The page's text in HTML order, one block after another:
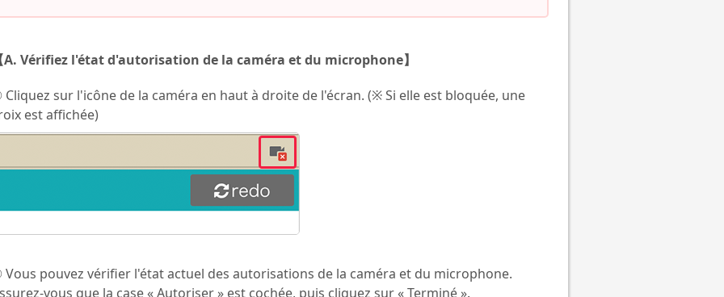
【A. Vérifiez l'état d'autorisation de la caméra et du microphone】
Cliquez sur l'icône de la caméra en haut à droite de l'écran. (※ Si elle est bloquée, une
est affichée)
Vous pouvez vérifier l'état actuel des autorisations de la caméra et du microphone.
vous que la case « Autoriser » est cochée, puis cliquez sur « Terminé ».